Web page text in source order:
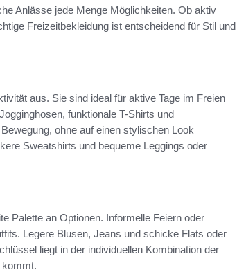
Anlässe jede Menge Möglichkeiten. Ob aktiv
Freizeitbekleidung ist entscheidend für Stil und
aus. Sie sind ideal für aktive Tage im Freien
funktionale T-Shirts und
ohne auf einen stylischen Look
Sweatshirts und bequeme Leggings oder
Palette an Optionen. Informelle Feiern oder
Legere Blusen, Jeans und schicke Flats oder
liegt in der individuellen Kombination der